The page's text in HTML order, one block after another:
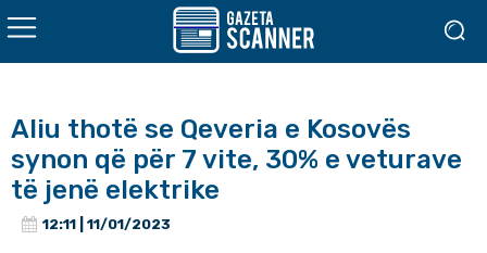
Aliu thotë se Qeveria e Kosovës
synon që për 7 vite, 30% e veturave
të jenë elektrike
12:11 | 11/01/2023